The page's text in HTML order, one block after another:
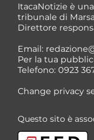
ItacaNotizie è
tribunale di
Direttore
Email:
Per la tua
Telefono: 0923
Change privacy
Questo sito è